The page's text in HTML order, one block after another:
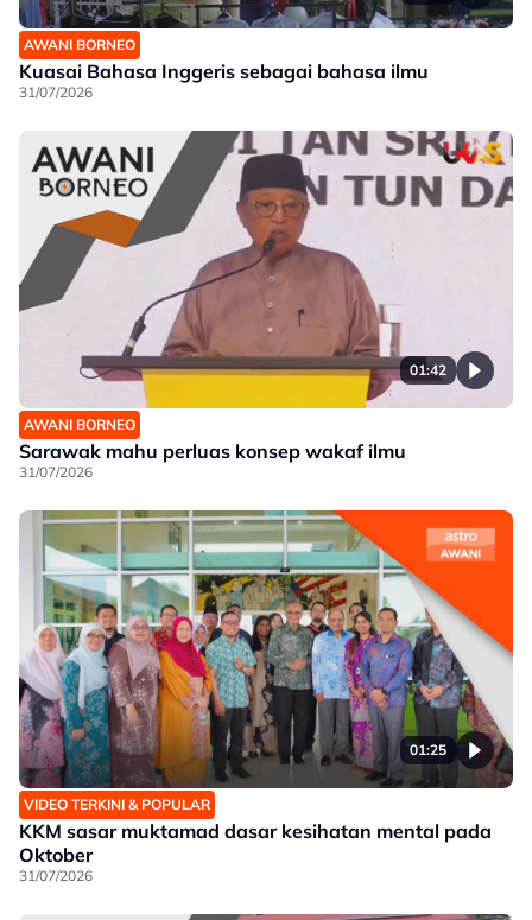
AWANI BORNEO
Kuasai Bahasa Inggeris sebagai bahasa ilmu
31/07/2026
01:42
AWANI BORNEO
Sarawak mahu perluas konsep wakaf ilmu
31/07/2026
01:25
VIDEO TERKINI & POPULAR
KKM sasar muktamad dasar kesihatan mental pada
Oktober
31/07/2026